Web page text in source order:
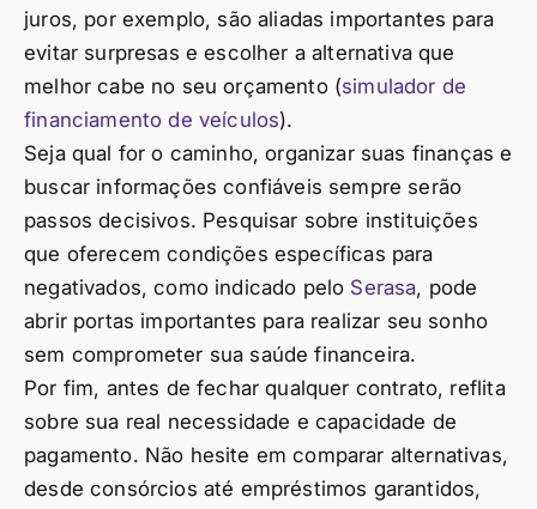
juros, por exemplo, são aliadas importantes para
evitar surpresas e escolher a alternativa que
melhor cabe no seu orçamento (simulador de
financiamento de veículos).
Seja qual for o caminho, organizar suas finanças e
buscar informações confiáveis sempre serão
passos decisivos. Pesquisar sobre instituições
que oferecem condições específicas para
negativados, como indicado pelo Serasa, pode
abrir portas importantes para realizar seu sonho
sem comprometer sua saúde financeira.
Por fim, antes de fechar qualquer contrato, reflita
sobre sua real necessidade e capacidade de
pagamento. Não hesite em comparar alternativas,
desde consórcios até empréstimos garantidos,